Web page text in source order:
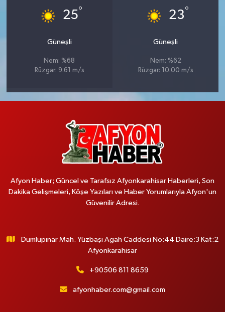
25°
Güneşli
Nem: %68
Rüzgar: 9.61 m/s
23°
Güneşli
Nem: %62
Rüzgar: 10.00 m/s
Afyon Haber; Güncel ve Tarafsız Afyonkarahisar Haberleri, Son
Dakika Gelişmeleri, Köşe Yazıları ve Haber Yorumlarıyla Afyon'un
Güvenilir Adresi.
Dumlupınar Mah. Yüzbaşı Agah Caddesi No:44 Daire:3 Kat:2
Afyonkarahisar
+90506 811 8659
afyonhaber.com@gmail.com